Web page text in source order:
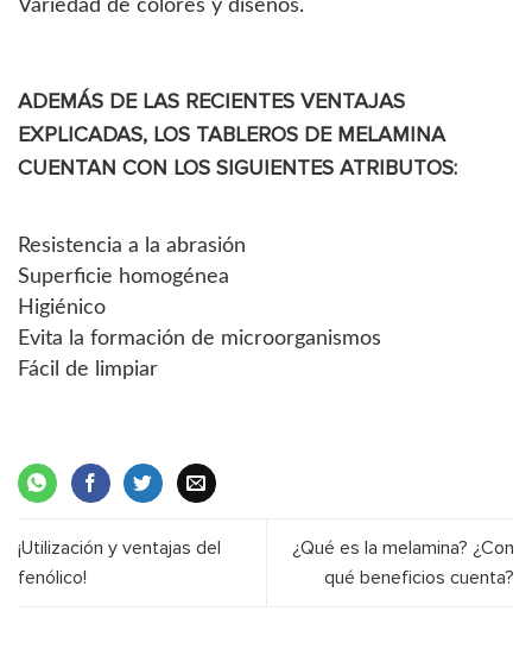
Variedad de colores y diseños.
ADEMÁS DE LAS RECIENTES VENTAJAS
EXPLICADAS, LOS TABLEROS DE MELAMINA
CUENTAN CON LOS SIGUIENTES ATRIBUTOS:
Resistencia a la abrasión
Superficie homogénea
Higiénico
Evita la formación de microorganismos
Fácil de limpiar
¡Utilización y ventajas del
fenólico!
¿Qué es la melamina? ¿Con
qué beneficios cuenta?